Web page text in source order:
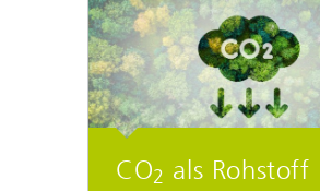
CO2 als Rohstoff